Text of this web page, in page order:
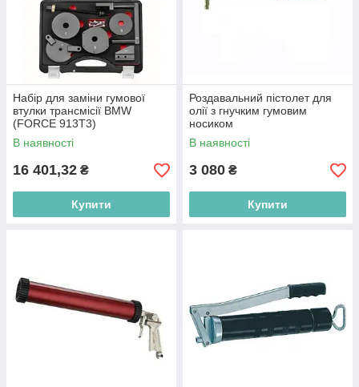
Набір для заміни гумової
втулки трансмісії BMW
(FORCE 913T3)
В наявності
16 401,32 ₴
Купити
Роздавальний пістолет для
олії з гнучким гумовим
носиком
В наявності
3 080 ₴
Купити